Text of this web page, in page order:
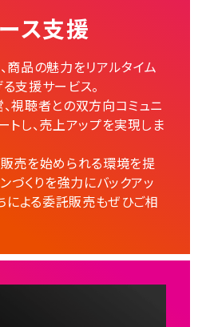
ス支援
商品の魅力をリアルタイム
支援サービス。
視聴者との双方向コミュニ
トし、売上アップを実現しま
売を始められる環境を提
づくりを強力にバックアッ
による委託販売もぜひご相